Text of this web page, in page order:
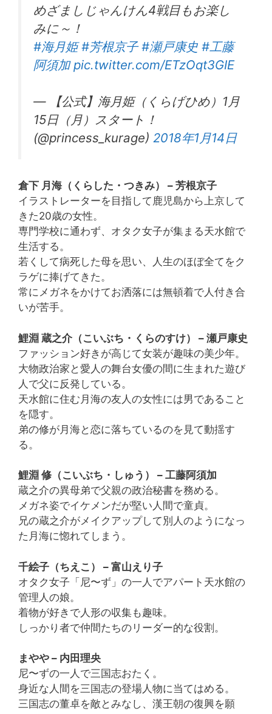
めざましじゃんけん4戦目もお楽し
みに～！
#海月姫 #芳根京子 #瀬戸康史 #工藤
阿須加 pic.twitter.com/ETzOqt3GIE
— 【公式】海月姫（くらげひめ）1月
15日（月）スタート！
(@princess_kurage) 2018年1月14日
倉下 月海（くらした・つきみ） – 芳根京子
イラストレーターを目指して鹿児島から上京して
きた20歳の女性。
専門学校に通わず、オタク女子が集まる天水館で
生活する。
若くして病死した母を思い、人生のほぼ全てをク
ラゲに捧げてきた。
常にメガネをかけてお洒落には無頓着で人付き合
いが苦手。
鯉淵 蔵之介（こいぶち・くらのすけ） – 瀬戸康史
ファッション好きが高じて女装が趣味の美少年。
大物政治家と愛人の舞台女優の間に生まれた遊び
人で父に反発している。
天水館に住む月海の友人の女性には男であること
を隠す。
弟の修が月海と恋に落ちているのを見て動揺す
る。
鯉淵 修（こいぶち・しゅう） – 工藤阿須加
蔵之介の異母弟で父親の政治秘書を務める。
メガネ姿でイケメンだが堅い人間で童貞。
兄の蔵之介がメイクアップして別人のようになっ
た月海に惚れてしまう。
千絵子（ちえこ） – 富山えり子
オタク女子「尼〜ず」の一人でアパート天水館の
管理人の娘。
着物が好きで人形の収集も趣味。
しっかり者で仲間たちのリーダー的な役割。
まやや – 内田理央
尼〜ずの一人で三国志おたく。
身近な人間を三国志の登場人物に当てはめる。
三国志の董卓を敵とみなし、漢王朝の復興を願